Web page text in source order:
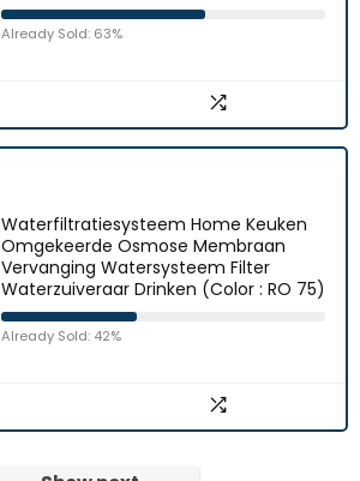
Already Sold: 63%
Waterfiltratiesysteem Home Keuken
Omgekeerde Osmose Membraan
Vervanging Watersysteem Filter
Waterzuiveraar Drinken (Color : RO 75)
Already Sold: 42%